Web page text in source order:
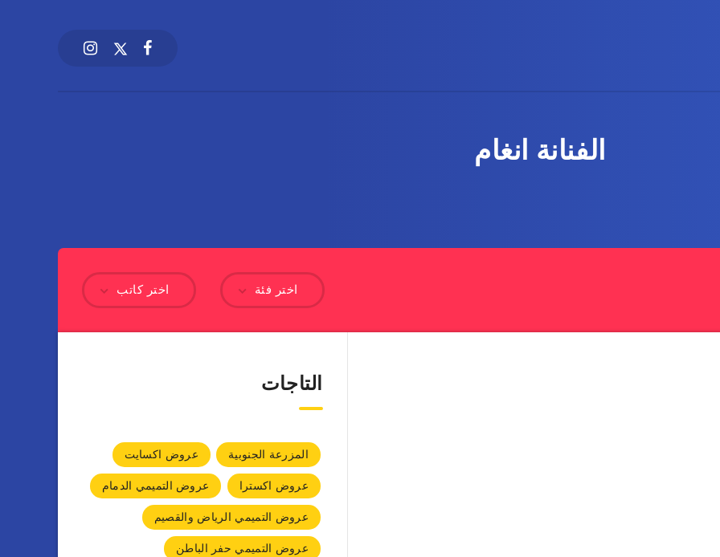
الفنانة انغام
اختر كاتب اختر فئة
التاجات
المزرعة الجنوبية
عروض اكسايت
عروض اكسترا
عروض التميمي الدمام
عروض التميمي الرياض والقصيم
عروض التميمي حفر الباطن